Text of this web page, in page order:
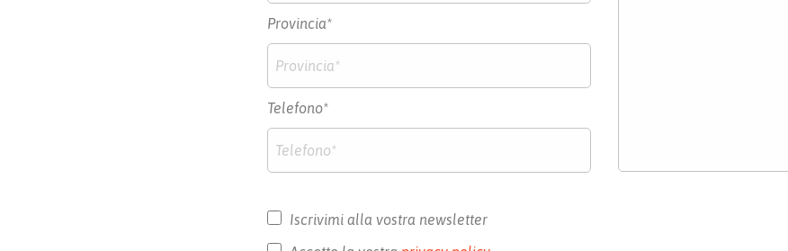
Provincia*
Telefono*
Iscrivimi alla vostra newsletter